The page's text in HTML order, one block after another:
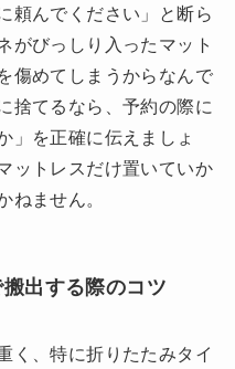
頼んでください」と断ら
がびっしり入ったマット
傷めてしまうからなんで
捨てるなら、予約の際に
」を正確に伝えましょ
ットレスだけ置いていか
ねません。
出する際のコツ
く、特に折りたたみタイ